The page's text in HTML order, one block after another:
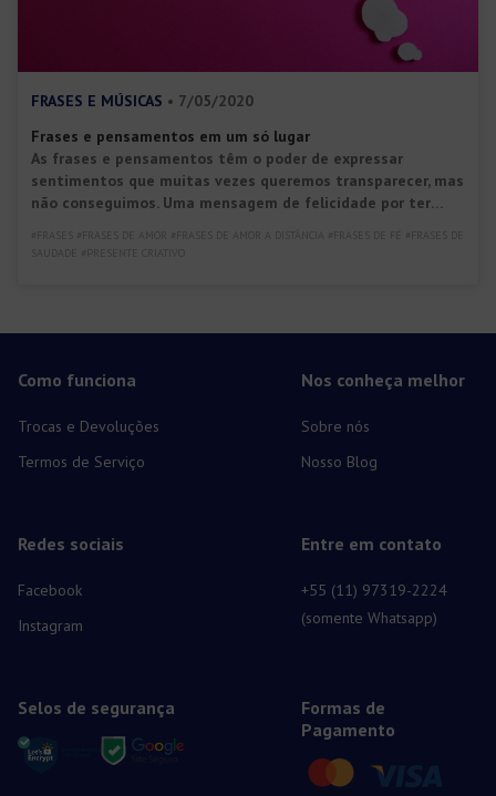
FRASES E MÚSICAS • 7/05/2020
Frases e pensamentos em um só lugar
As frases e pensamentos têm o poder de expressar
sentimentos que muitas vezes queremos transparecer, mas
não conseguimos. Uma mensagem de felicidade por ter
Como funciona
Trocas e Devoluções
Termos de Serviço
Nos conheça melhor
Sobre nós
Nosso Blog
Redes sociais
Facebook
Instagram
Entre em contato
+55 (11) 97319-2224
(somente Whatsapp)
Selos de segurança
Formas de
Pagamento